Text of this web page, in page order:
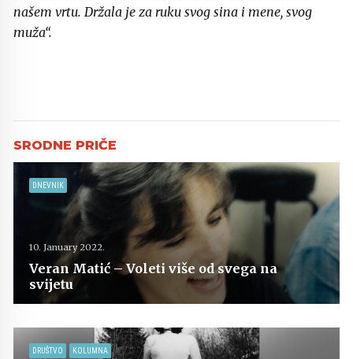
našem vrtu. Držala je za ruku svog sina i mene, svog
muža“.
DNEVNIK
10. January 2022.
Veran Matić – Voleti više od svega na
svijetu
DRUŠTVO KOLUMNA